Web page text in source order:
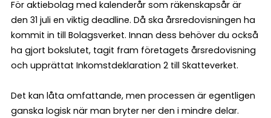
För aktiebolag med kalenderår som räkenskapsår är
den 31 juli en viktig deadline. Då ska årsredovisningen ha
kommit in till Bolagsverket. Innan dess behöver du också
ha gjort bokslutet, tagit fram företagets årsredovisning
och upprättat Inkomstdeklaration 2 till Skatteverket.
Det kan låta omfattande, men processen är egentligen
ganska logisk när man bryter ner den i mindre delar.